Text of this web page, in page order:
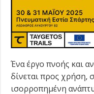
Ένα έργο πνοής και
δίνεται προς χρήση,
ισορροπημένη